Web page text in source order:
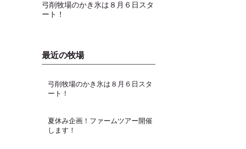
弓削牧場のかき氷は８月６日スタ
ート！
最近の牧場
弓削牧場のかき氷は８月６日スタ
ート！
夏休み企画！ファームツアー開催
します！